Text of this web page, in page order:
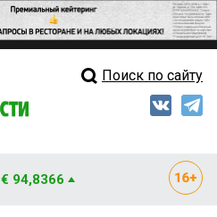
Свежий выпускПоиск по сайту
€ 94,8366